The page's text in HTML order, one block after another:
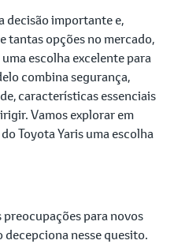
decisão importante e,
tantas opções no mercado,
escolha excelente para
combina segurança,
características essenciais
Vamos explorar em
Toyota Yaris uma escolha
preocupações para novos
decepciona nesse quesito.